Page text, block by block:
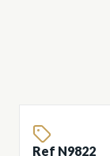
Ref N9822